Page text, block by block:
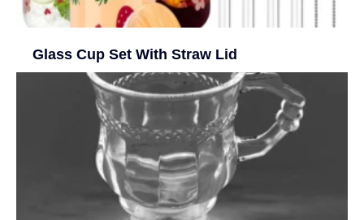
Glass Cup Set With Straw Lid